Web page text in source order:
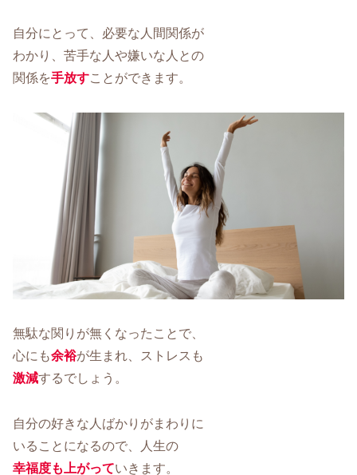
自分にとって、必要な人間関係が
わかり、苦手な人や嫌いな人との
関係を手放すことができます。
無駄な関りが無くなったことで、
心にも余裕が生まれ、ストレスも
激減するでしょう。
自分の好きな人ばかりがまわりに
いることになるので、人生の
幸福度も上がっていきます。